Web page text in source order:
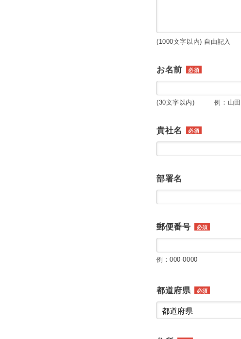
(1000文字以内) 自由記入
お名前 必須
(30文字以内) 例：山田
貴社名 必須
部署名
郵便番号 必須
例：000-0000
都道府県 必須